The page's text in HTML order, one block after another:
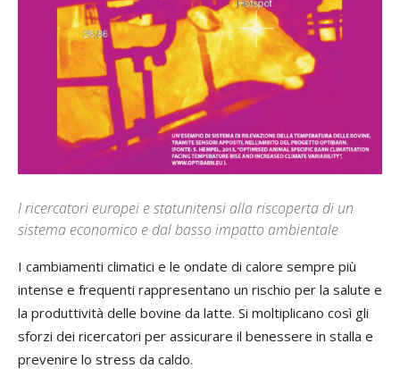
I ricercatori europei e statunitensi alla riscoperta di un
sistema economico e dal basso impatto ambientale
I cambiamenti climatici e le ondate di calore sempre più
intense e frequenti rappresentano un rischio per la salute e
la produttività delle bovine da latte. Si moltiplicano così gli
sforzi dei ricercatori per assicurare il benessere in stalla e
prevenire lo stress da caldo.